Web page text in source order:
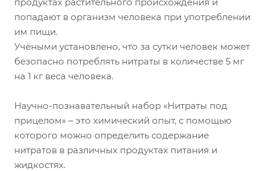
попадают в организм человека при употреблении
им пищи.
Учёными установлено, что за сутки человек может
безопасно потреблять нитраты в количестве 5 мг
на 1 кг веса человека.
Научно-познавательный набор «Нитраты под
прицелом» ‒ это химический опыт, с помощью
которого можно определить содержание
нитратов в различных продуктах питания и
жидкостях.